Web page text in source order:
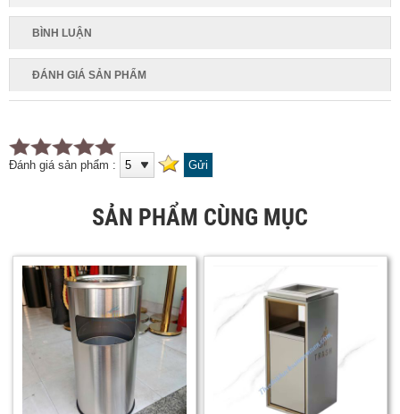
BÌNH LUẬN
ĐÁNH GIÁ SẢN PHẨM
Đánh giá sản phẩm :
SẢN PHẨM CÙNG MỤC